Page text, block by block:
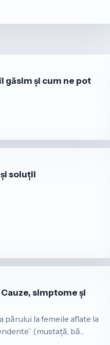
găsim și cum ne pot
soluții
simptome și
la femeile aflate la
(mustață, bă...